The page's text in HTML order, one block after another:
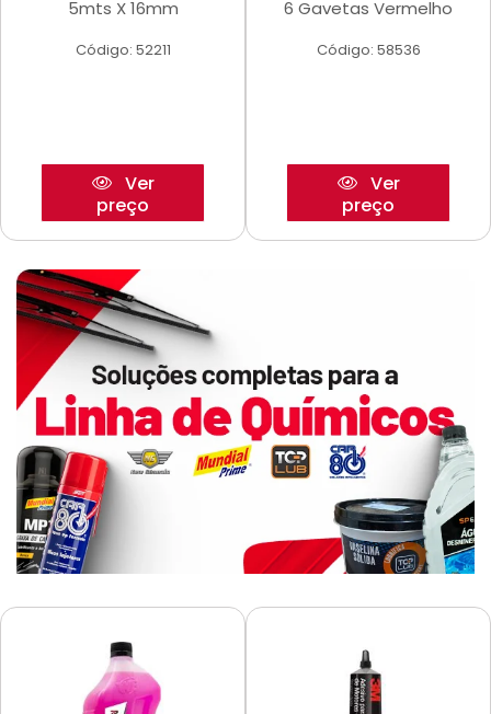
5mts X 16mm
Código: 52211
Ver
preço
6 Gavetas Vermelho
Código: 58536
Ver
preço